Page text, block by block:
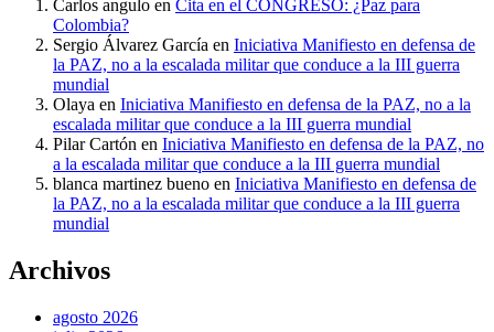
Carlos angulo en Cita en el CONGRESO: ¿Paz para
Colombia?
Sergio Álvarez García en Iniciativa Manifiesto en defensa de
la PAZ, no a la escalada militar que conduce a la III guerra
mundial
Olaya en Iniciativa Manifiesto en defensa de la PAZ, no a la
escalada militar que conduce a la III guerra mundial
Pilar Cartón en Iniciativa Manifiesto en defensa de la PAZ, no
a la escalada militar que conduce a la III guerra mundial
blanca martinez bueno en Iniciativa Manifiesto en defensa de
la PAZ, no a la escalada militar que conduce a la III guerra
mundial
Archivos
agosto 2026